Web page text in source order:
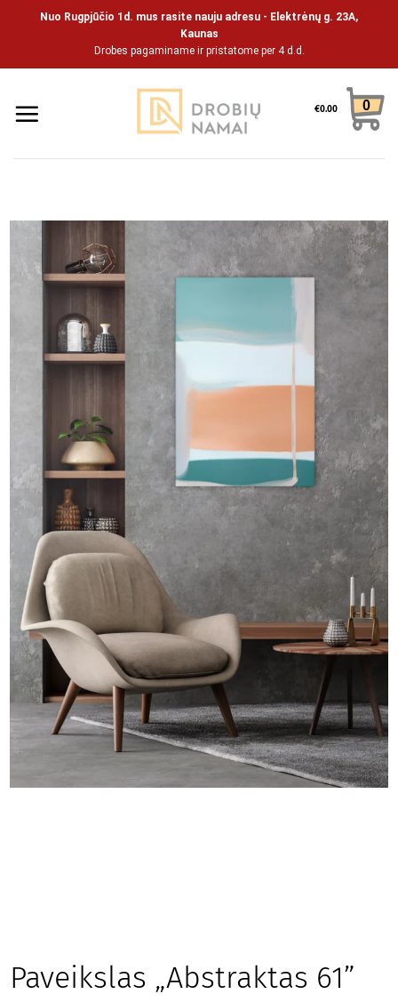
Nuo Rugpjūčio 1d. mus rasite nauju adresu - Elektrėnų g. 23A,
Kaunas
Drobes pagaminame ir pristatome per 4 d.d.
€0.00 0
Paveikslas „Abstraktas 61”